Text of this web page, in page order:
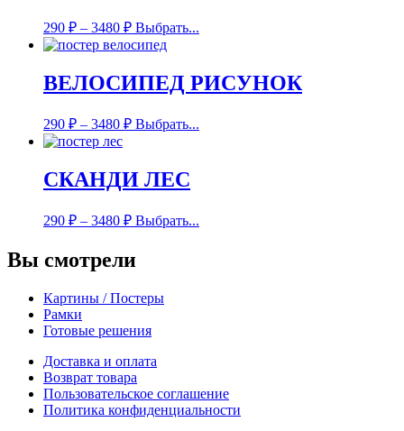
290 ₽ – 3480 ₽ Выбрать...
ВЕЛОСИПЕД РИСУНОК
290 ₽ – 3480 ₽ Выбрать...
СКАНДИ ЛЕС
290 ₽ – 3480 ₽ Выбрать...
Вы смотрели
Картины / Постеры
Рамки
Готовые решения
Доставка и оплата
Возврат товара
Пользовательское соглашение
Политика конфиденциальности